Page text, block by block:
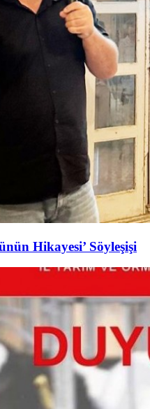
Hikayesi’ Söyleşişi